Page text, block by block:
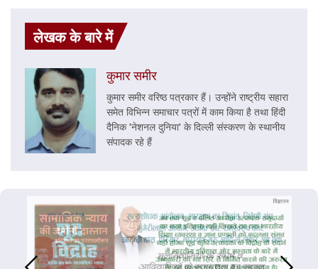
लेखक के बारे में
कुमार समीर
कुमार समीर वरिष्ठ पत्रकार हैं। उन्होंने राष्ट्रीय सहारा
समेत विभिन्न समाचार पत्रों में काम किया है तथा हिंदी
दैनिक 'नेशनल दुनिया' के दिल्ली संस्करण के स्थानीय
संपादक रहे हैं